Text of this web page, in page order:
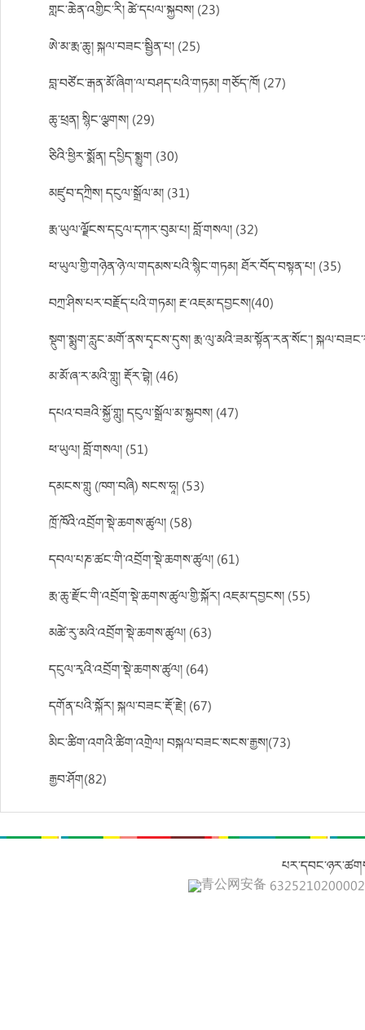
གླང་ཆེན་འགྱིང་རི། ཚེ་དཔལ་སྐྱབས། (23)
ཨེ་མ་རྨ་ཆུ། སྐལ་བཟང་སྦྱིན་པ། (25)
བླ་བཙོང་རྒན་མོ་ཞིག་ལ་བཤད་པའི་གཏམ། གཅོད་ཁོ། (27)
ཆུ་ཕྲན། སྙིང་ལྕགས། (29)
ཅིའི་ཕྱིར་སྨོན། དཔྱིད་སྨྱུག (30)
མཛུབ་དཀྲིས། དངུལ་སྒྲོལ་མ། (31)
རྨ་ཡུལ་ལྗོངས་དངུལ་དཀར་བུམ་པ། བློ་གསལ། (32)
ཕ་ཡུལ་གྱི་གཉེན་ཉེ་ལ་གདམས་པའི་སྙིང་གཏམ། ཐོར་བོད་བསྟན་པ། (35)
བཀྲ་ཤིས་པར་བརྗོད་པའི་གཏམ། རྔ་འཇམ་དབྱངས།(40)
སྡུག་སྨུག་རླུང་མགོ་ནས་དྭངས་དུས། རྨ་ལུ་མའི་ཟམ་སྟོན་རན་སོང་།
མ་མོ་ཞ་ར་མའི་གླུ། རྡོར་བྷེ། (46)
དཔའ་བཟའི་སྐྱོ་གླུ། དངུལ་སྒྲོལ་མ་སྐྱབས། (47)
ཕ་ཡུལ། བློ་གསལ། (51)
དམངས་གླུ (ཁག་བཞི) སངས་ཧཱ། (53)
ཁྲོ་ཁོའི་འབྲོག་སྡེ་ཆགས་ཚུལ། (58)
དབལ་པཎ་ཚང་གི་འབྲོག་སྡེ་ཆགས་ཚུལ། (61)
རྨ་ཆུ་རྫོང་གི་འབྲོག་སྡེ་ཆགས་ཚུལ་གྱི་སྐོར། འཇམ་དབྱངས། (55)
མཚེ་རུ་མའི་འབྲོག་སྡེ་ཆགས་ཚུལ། (63)
དངུལ་རྭའི་འབྲོག་སྡེ་ཆགས་ཚུལ། (64)
དགོན་པའི་སྐོར། སྐལ་བཟང་རྡོ་རྗེ། (67)
མིང་ཚིག་འགའི་ཚིག་འགྲེལ། བསྐལ་བཟང་སངས་རྒྱས།(73)
རྒྱབ་ཤོག(82)
青公网安备